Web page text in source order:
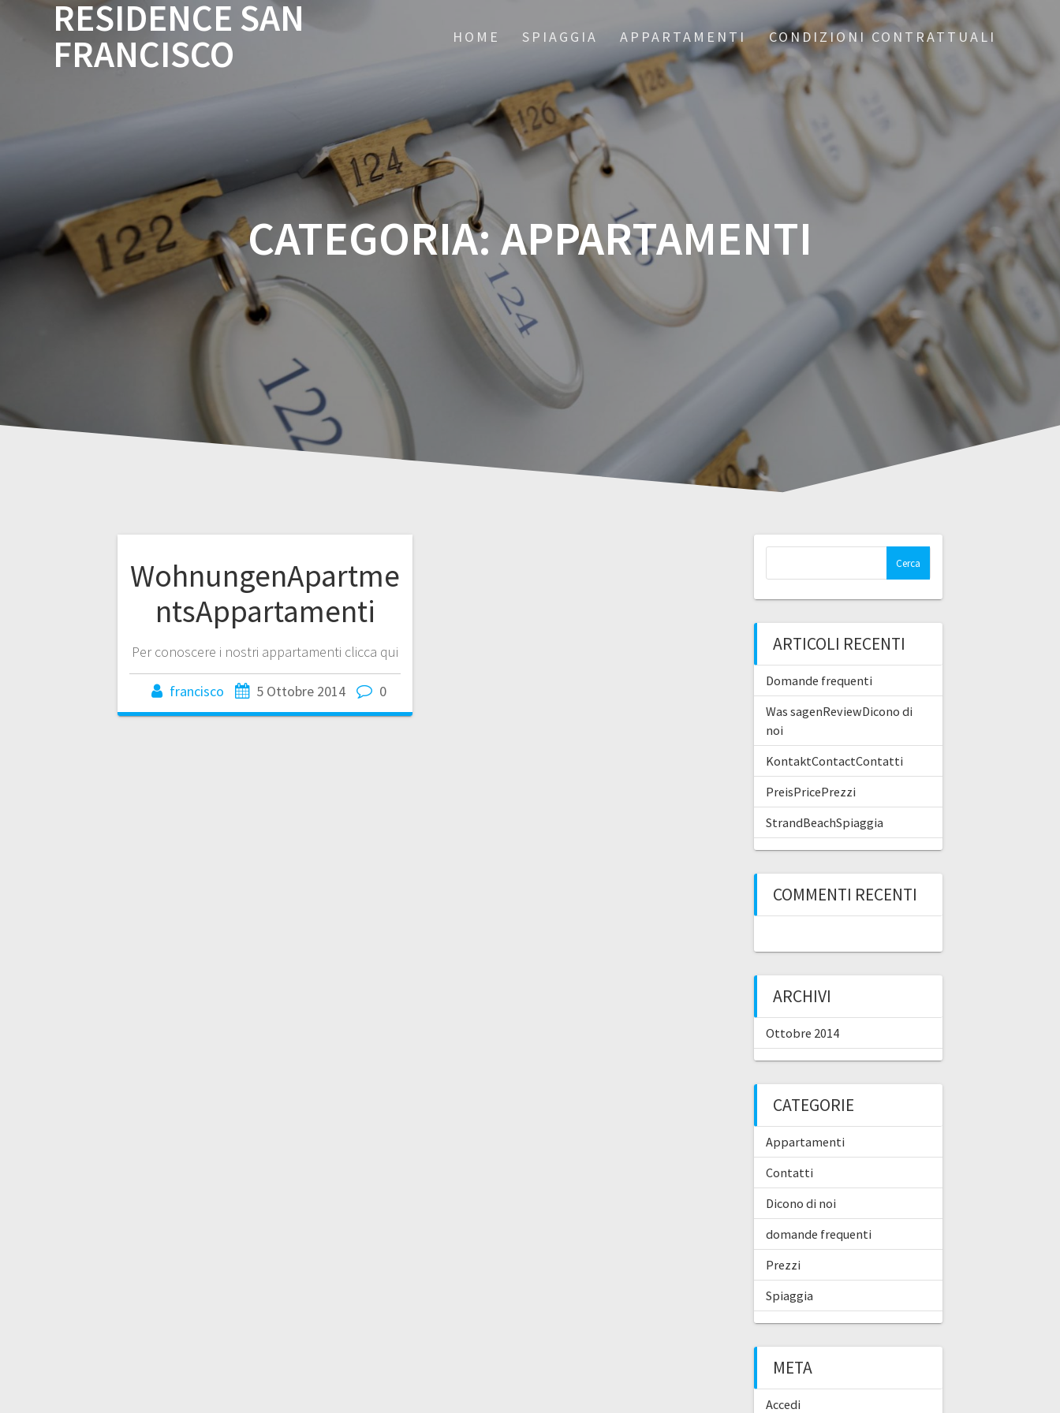
contenuto
RESIDENCE SAN
FRANCISCO HOME SPIAGGIA APPARTAMENTI CONDIZIONI CONTRATTUALI
CATEGORIA:APPARTAMENTI
WohnungenApartme
ntsAppartamenti
Per conoscere i nostri appartamenti clicca qui
francisco 5 Ottobre 2014 0
ARTICOLI RECENTI
Domande frequenti
Was sagenReviewDicono di
noi
KontaktContactContatti
PreisPricePrezzi
StrandBeachSpiaggia
COMMENTI RECENTI
ARCHIVI
Ottobre 2014
CATEGORIE
Appartamenti
Contatti
Dicono di noi
domande frequenti
Prezzi
Spiaggia
META
Accedi